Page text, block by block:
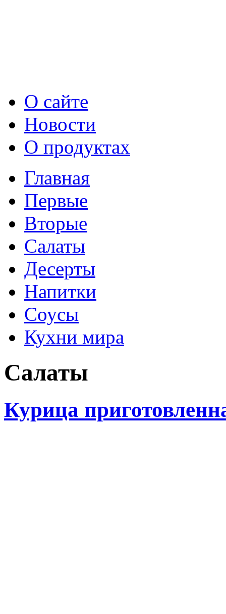
О сайте
Новости
О продуктах
Главная
Первые
Вторые
Салаты
Десерты
Напитки
Соусы
Кухни мира
Салаты
Курица